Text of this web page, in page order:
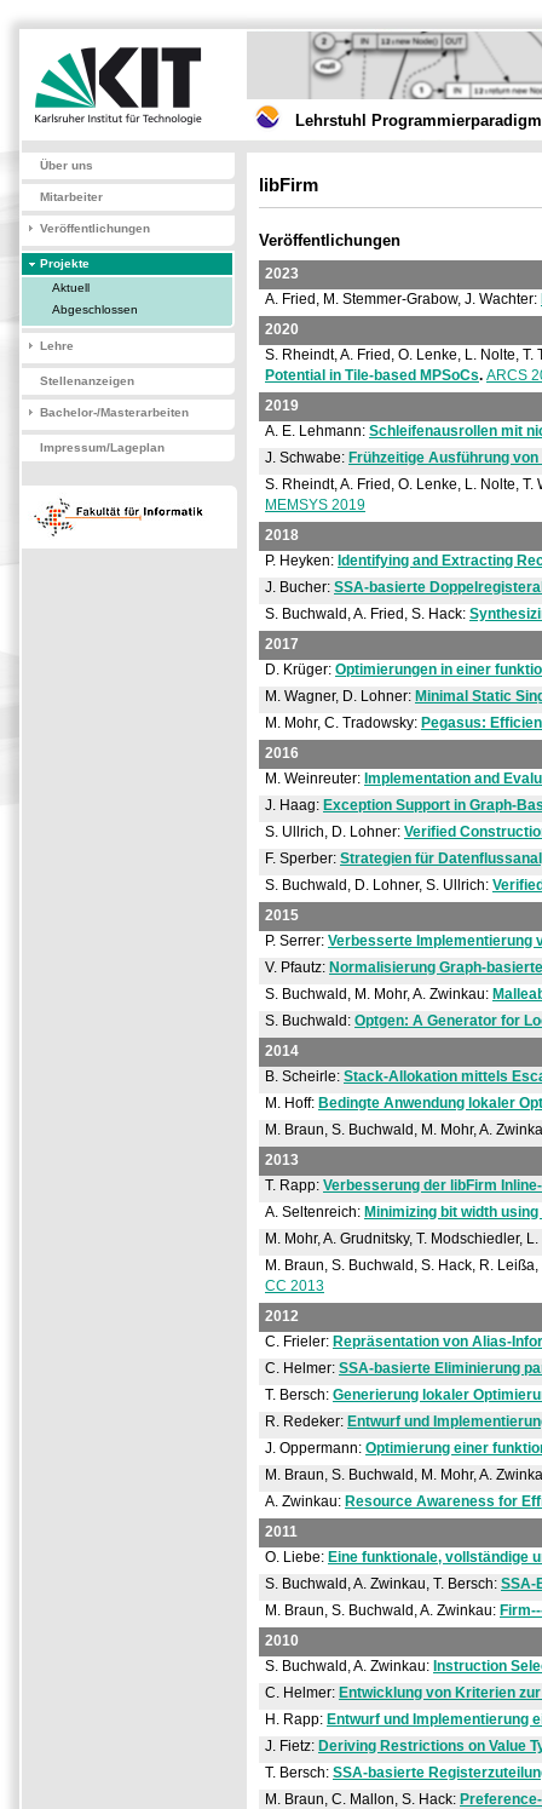
Lehrstuhl
Über uns
Mitarbeiter
Veröffentlichungen
Projekte
Aktuell
Abgeschlossen
Lehre
Stellenanzeigen
Bachelor-/Masterarbeiten
Impressum/Lageplan
libFirm
Veröffentlichungen
2023
A. Fried, M. Stemmer-Grabow, J. Wachter:
2020
S. Rheindt, A. Fried, O. Lenke, L. Nolte,
Potential in Tile-based MPSoCs. ARCS
2019
A. E. Lehmann: Schleifenausrollen mit
J. Schwabe: Frühzeitige Ausführung
S. Rheindt, A. Fried, O. Lenke, L. Nolte,
MEMSYS 2019
2018
P. Heyken: Identifying and Extracting
J. Bucher: SSA-basierte
S. Buchwald, A. Fried, S. Hack:
2017
D. Krüger: Optimierungen in einer
M. Wagner, D. Lohner: Minimal Static
M. Mohr, C. Tradowsky: Pegasus:
2016
M. Weinreuter: Implementation and
J. Haag: Exception Support in Graph-
S. Ullrich, D. Lohner: Verified
F. Sperber: Strategien für
S. Buchwald, D. Lohner, S. Ullrich:
2015
P. Serrer: Verbesserte Implementierung
V. Pfautz: Normalisierung Graph-
S. Buchwald, M. Mohr, A. Zwinkau:
S. Buchwald: Optgen: A Generator for
2014
B. Scheirle: Stack-Allokation mittels
M. Hoff: Bedingte Anwendung lokaler
M. Braun, S. Buchwald, M. Mohr, A.
2013
T. Rapp: Verbesserung der libFirm
A. Seltenreich: Minimizing bit width
M. Mohr, A. Grudnitsky, T. Modschiedler,
M. Braun, S. Buchwald, S. Hack, R.
CC 2013
2012
C. Frieler: Repräsentation von Alias-
C. Helmer: SSA-basierte Eliminierung
T. Bersch: Generierung lokaler
R. Redeker: Entwurf und
J. Oppermann: Optimierung einer
M. Braun, S. Buchwald, M. Mohr, A.
A. Zwinkau: Resource Awareness for
2011
O. Liebe: Eine funktionale, vollständige
S. Buchwald, A. Zwinkau, T. Bersch: SSA-
M. Braun, S. Buchwald, A. Zwinkau:
2010
S. Buchwald, A. Zwinkau: Instruction
C. Helmer: Entwicklung von Kriterien
H. Rapp: Entwurf und Implementierung
J. Fietz: Deriving Restrictions on Value
T. Bersch: SSA-basierte
M. Braun, C. Mallon, S. Hack: